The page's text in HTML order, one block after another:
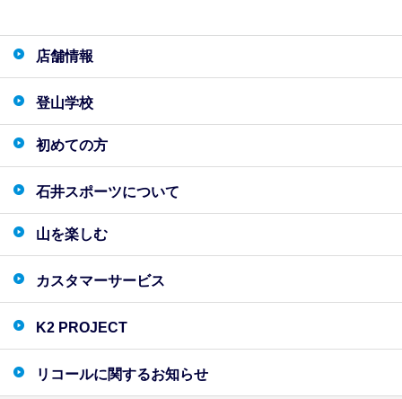
店舗情報
登山学校
初めての方
石井スポーツについて
山を楽しむ
カスタマーサービス
K2 PROJECT
リコールに関するお知らせ